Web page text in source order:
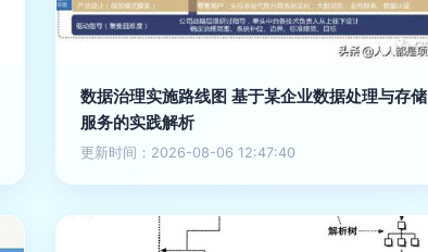
数据治理实施路线图 基于某企业数据处理与存储
服务的实践解析
更新时间：2026-08-06 12:47:40